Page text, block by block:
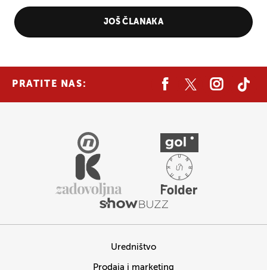
JOŠ ČLANAKA
PRATITE NAS:
Uredništvo
Prodaja i marketing